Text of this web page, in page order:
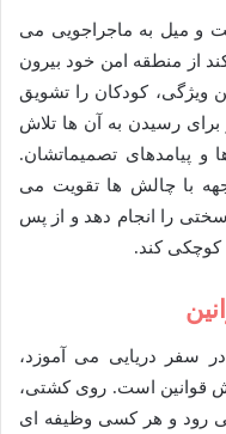
و میل به ماجراجویی می
از منطقه امن خود بیرون
ویژگی، کودکان را تشویق
برای رسیدن به آن ها تلاش
و پیامدهای تصمیماتشان.
با چالش ها تقویت می
را انجام دهد و از پس
کوچکی کند.
سفر دریایی می آموزد،
قوانین است. روی کشتی،
رود و هر کسی وظیفه ای